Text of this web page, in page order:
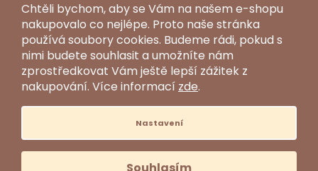
Chtěli bychom, aby se Vám na našem e-shopu
nakupovalo co nejlépe. Proto naše stránka
používá soubory cookies. Budeme rádi, pokud s
nimi budete souhlasit a umožníte nám
zprostředkovat Vám ještě lepší zážitek z
nakupování. Více informací zde.
Nastavení
Vytvořil Shoptet